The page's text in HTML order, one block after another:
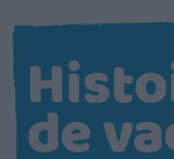
contenu
(Pressez
Entrée)